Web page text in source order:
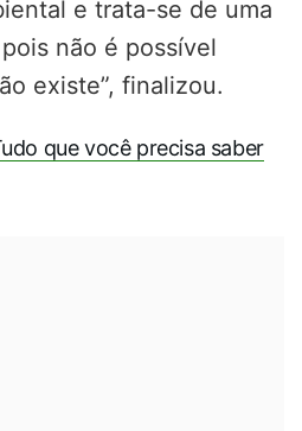
e trata-se de uma
não é possível
existe”, finalizou.
que você precisa saber